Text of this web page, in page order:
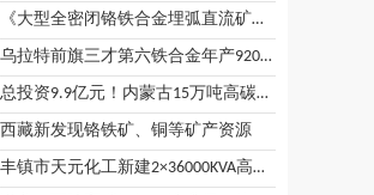
《大型全密闭铬铁合金埋弧直流矿热炉应用》项目科技成果通过鉴定
乌拉特前旗三才第六铁合金年产9200吨低钛铬铁特种合金项目环境影响报告书拟审批情况的公示
总投资9.9亿元！内蒙古15万吨高碳铬铁项目预计6月试生产
西藏新发现铬铁矿、铜等矿产资源
丰镇市天元化工新建2×36000KVA高碳铬铁矿热炉